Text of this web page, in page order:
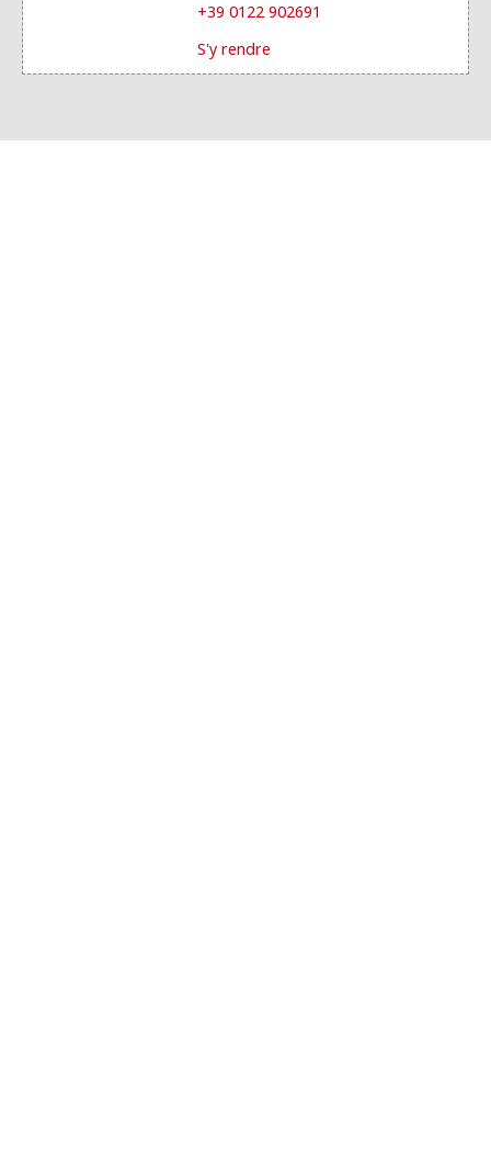
+39 0122 902691
S'y rendre